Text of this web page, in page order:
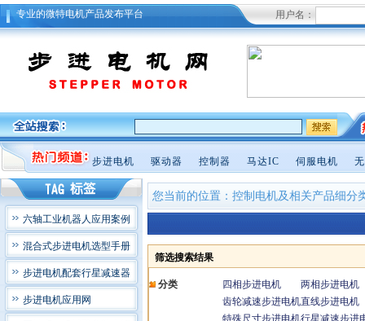
专业的微特电机产品发布平台 用户名：
步进电机 驱动器 控制器 马达IC 伺服电机
六轴工业机器人应用案例
混合式步进电机选型手册
步进电机配套行星减速器
步进电机应用网
您当前的位置：控制电机及相关产品细分
筛选搜索结果
分类 四相步进电机
两相步进电机
齿轮减速步进电机直线步进电机
特殊尺寸步进电机行星减速步进